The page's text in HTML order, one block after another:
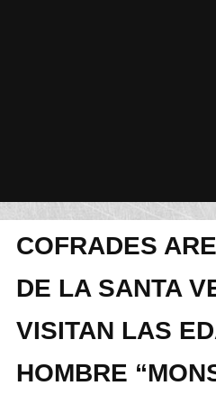
COFRADES
DE LA SANTA
VISITAN LAS
HOMBRE